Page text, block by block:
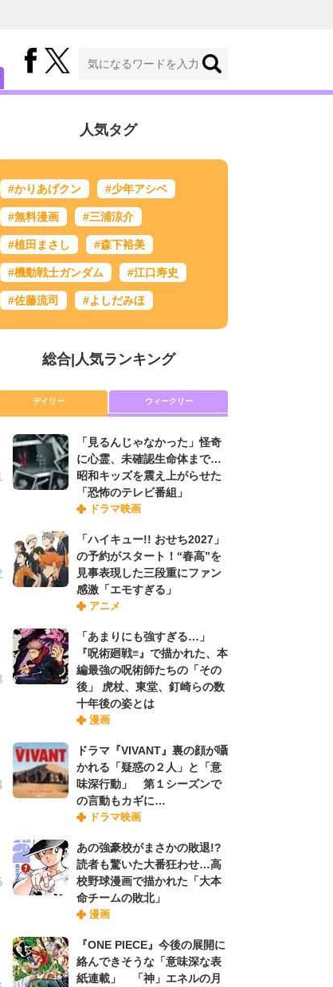
人気タグ
#かりあげクン #少年アシベ
#無料漫画 #三浦涼介
#植田まさし #森下裕美
#機動戦士ガンダム #江口寿史
#佐藤流司 #よしだみほ
総合| 人気ランキング
デイリー ウィークリー
「見るんじゃなかった」怪奇
に心霊、未確認生命体まで…
昭和キッズを震え上がらせた
「恐怖のテレビ番組」
ドラマ映画
「ハイキュー!! おせち2027」
の予約がスタート！“春高”を
見事表現した三段重にファン
感激「エモすぎる」
アニメ
「あまりにも強すぎる…」
『呪術廻戦≡』で描かれた、本
編最強の呪術師たちの「その
後」 虎杖、東堂、釘崎らの数
十年後の姿とは
漫画
ドラマ『VIVANT』裏の顔が囁
かれる「疑惑の２人」と「意
味深行動」 第１シーズンで
の言動もカギに…
ドラマ映画
あの強豪校がまさかの敗退!?
読者も驚いた大番狂わせ…高
校野球漫画で描かれた「大本
命チームの敗北」
漫画
『ONE PIECE』今後の展開に
絡んできそうな「意味深な表
紙連載」 「神」エネルの月